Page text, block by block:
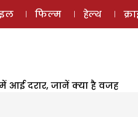
ई-मैगज़ीन ऑडियो
फिल्म हेल्थ
आई दरार, जानें क्या है वजह